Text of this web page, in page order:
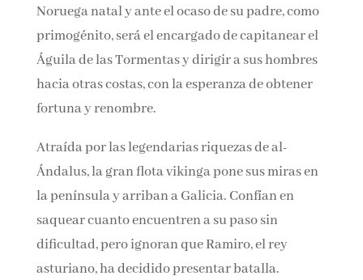
Noruega natal y ante el ocaso de su padre,
como primogénito, será el encargado de
capitanear el Águila de las Tormentas y dirigir
a sus hombres hacia otras costas, con la
esperanza de obtener fortuna y renombre.
Atraída por las legendarias riquezas de al-
Ándalus, la gran flota vikinga pone sus miras
en la península y arriban a Galicia. Confían en
saquear cuanto encuentren a su paso sin
dificultad, pero ignoran que Ramiro, el rey
asturiano, ha decidido presentar batalla.